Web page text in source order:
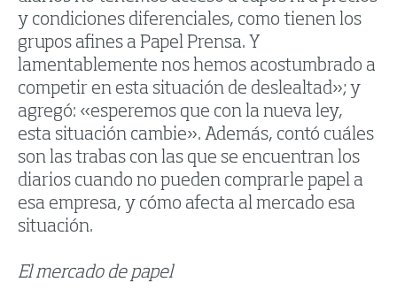
y condiciones diferenciales, como tienen los
grupos afines a Papel Prensa. Y
lamentablemente nos hemos acostumbrado a
competir en esta situación de deslealtad»; y
agregó: «esperemos que con la nueva ley,
esta situación cambie». Además, contó cuáles
son las trabas con las que se encuentran los
diarios cuando no pueden comprarle papel a
esa empresa, y cómo afecta al mercado esa
situación.
El mercado de papel